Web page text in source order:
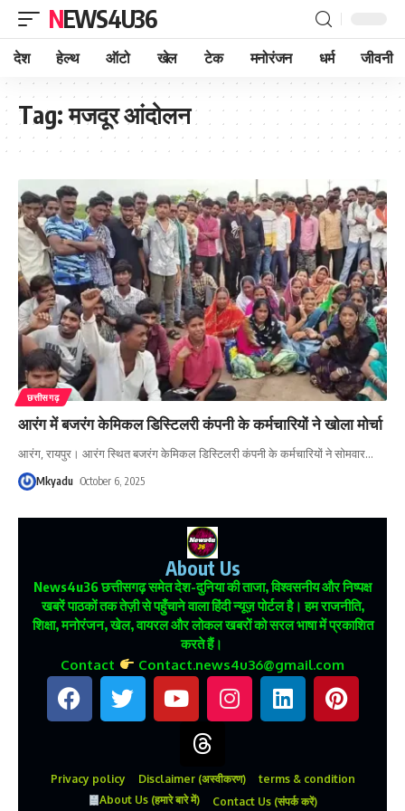
NEWS4U36
देश हेल्थ ऑटो खेल टेक मनोरंजन धर्म जीवनी
Tag:मजदूर आंदोलन
छत्तीसगढ़
आरंग में बजरंग केमिकल डिस्टिलरी कंपनी के कर्मचारियों ने खोला मोर्चा
आरंग, रायपुर। आरंग स्थित बजरंग केमिकल डिस्टिलरी कंपनी के कर्मचारियों ने सोमवार…
Mkyadu October 6, 2025
About Us
News4u36छत्तीसगढ़ समेत देश-दुनिया की ताजा, विश्वसनीय और निष्पक्ष
खबरें पाठकों तक तेज़ी से पहुँचाने वाला हिंदी न्यूज़ पोर्टल है। हम राजनीति,
शिक्षा, मनोरंजन, खेल, वायरल और लोकल खबरों को सरल भाषा में प्रकाशित
करते हैं।
Contact Contact.news4u36@gmail.com
Privacy policy Disclaimer (अस्वीकरण)
terms & condition
About Us (हमारे बारे में)
Contact Us (संपर्क करें)